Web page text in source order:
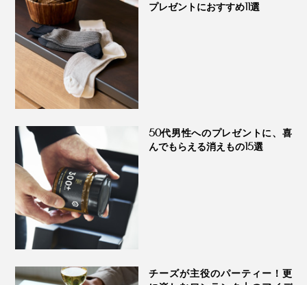
一般的に「ブリ ド モー」と相性の良いワインは白とさ
れますが、本品は赤ワインにも負けない濃厚な旨みがあ
り、フルーティーな赤ワインとも相性抜群です。
冷蔵庫から出して常温に戻し、生地がとろ〜っとしてき
たら食べごろ。まずはそのまま、じっくり味わってみて
ください。クルミやドライフルーツとも相性抜群です。
プレゼントにおすすめ11選
50代男性へのプレゼントに、喜
んでもらえる消えもの15選
チーズが主役のパーティー！更